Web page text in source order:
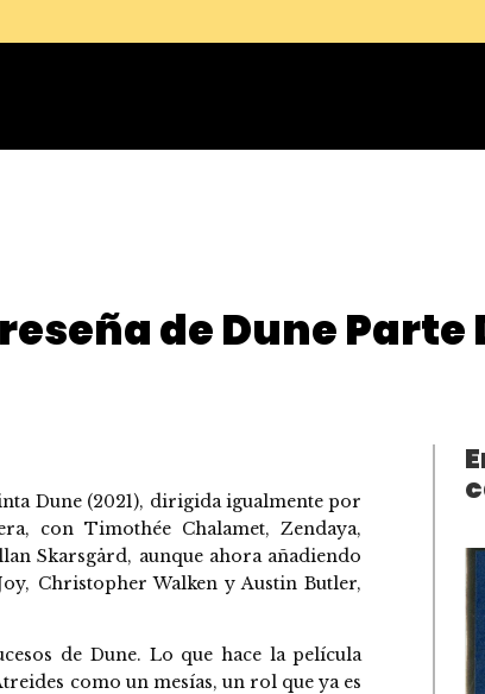
de Dune Parte
Dune (2021), dirigida igualmente por
con Timothée Chalamet, Zendaya,
Skarsgård, aunque ahora añadiendo
Christopher Walken y Austin Butler,
de Dune. Lo que hace la película
como un mesías, un rol que ya es